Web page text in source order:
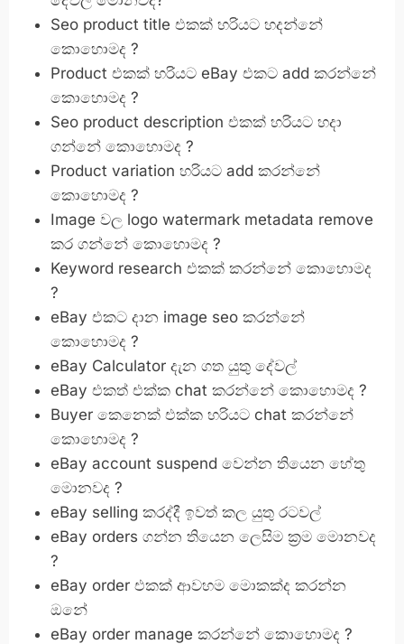
Seo product title එකක් හරියට හදන්නේ
කොහොමද ?
Product එකක් හරියට eBay එකට add කරන්නේ
කොහොමද ?
Seo product description එකක් හරියට හදා
ගන්නේ කොහොමද ?
Product variation හරියට add කරන්නේ
කොහොමද ?
Image වල logo watermark metadata remove
කර ගන්නේ කොහොමද ?
Keyword research එකක් කරන්නේ කොහොමද
?
eBay එකට දාන image seo කරන්නේ
කොහොමද ?
eBay Calculator දැන ගත යුතු දේවල්
eBay එකත් එක්ක chat කරන්නේ කොහොමද ?
Buyer කෙනෙක් එක්ක හරියට chat කරන්නේ
කොහොමද ?
eBay account suspend වෙන්න තියෙන හේතු
මොනවද ?
eBay selling කරද්දී ඉවත් කල යුතු රටවල්
eBay orders ගන්න තියෙන ලෙසිම ක්‍රම මොනවද
?
eBay order එකක් ආවහම මොකක්ද කරන්න
ඔනේ
eBay order manage කරන්නේ කොහොමද ?